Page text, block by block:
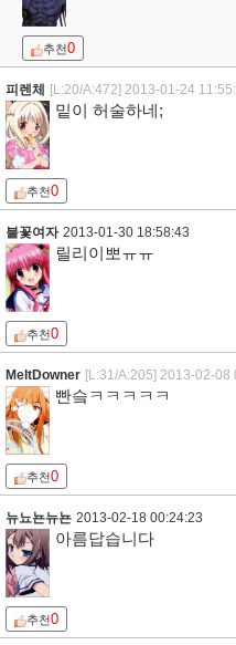
추천0
피렌체 [L:20/A:472] 2013-01-24
밑이 허술하네;
추천0
불꽃여자 2013-01-30 18:58:43
릴리이뽀ㅠㅠ
추천0
MeltDowner [L:31/A:205] 2013-02-08
빤슼ㅋㅋㅋㅋㅋ
추천0
뉴뇨뇬뉴뇬 2013-02-18 00:24:23
아름답습니다
추천0